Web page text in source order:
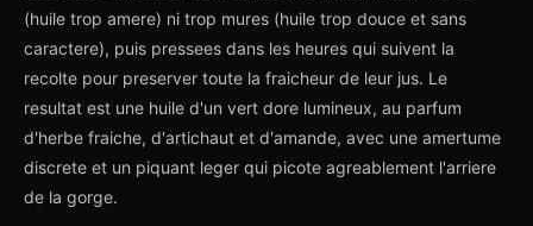
(huile trop amere) ni trop mures (huile trop douce et sans
caractere), puis pressees dans les heures qui suivent la
recolte pour preserver toute la fraicheur de leur jus. Le
resultat est une huile d'un vert dore lumineux, au parfum
d'herbe fraiche, d'artichaut et d'amande, avec une amertume
discrete et un piquant leger qui picote agreablement l'arriere
de la gorge.